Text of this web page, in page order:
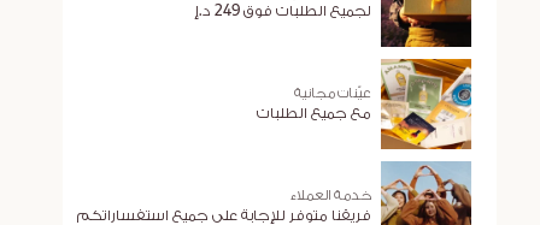
لجميع الطلبات فوق 249 د.إ
عيّنات مجانية
مع جميع الطلبات
خدمة العملاء
فريقنا متوفر للإجابة على جميع استفساراتكم